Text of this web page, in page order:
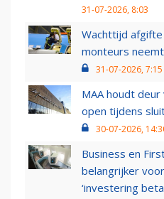
31-07-2026, 8:03
Wachttijd
monteurs
31-07-2026, 7:15
MAA houdt
open tijdens
30-07-2026,
Business en
belangrijker
‘investering